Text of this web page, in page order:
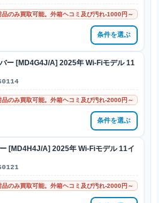
品のみ買取可能。外箱ヘコミ及び汚れ-1000円～
条件を選ぶ
ー [MD4G4J/A] 2025年 Wi-Fiモデル 11
品のみ買取可能。外箱ヘコミ及び汚れ-2000円～
条件を選ぶ
[MD4H4J/A] 2025年 Wi-Fiモデル 11イ
品のみ買取可能。外箱ヘコミ及び汚れ-2000円～